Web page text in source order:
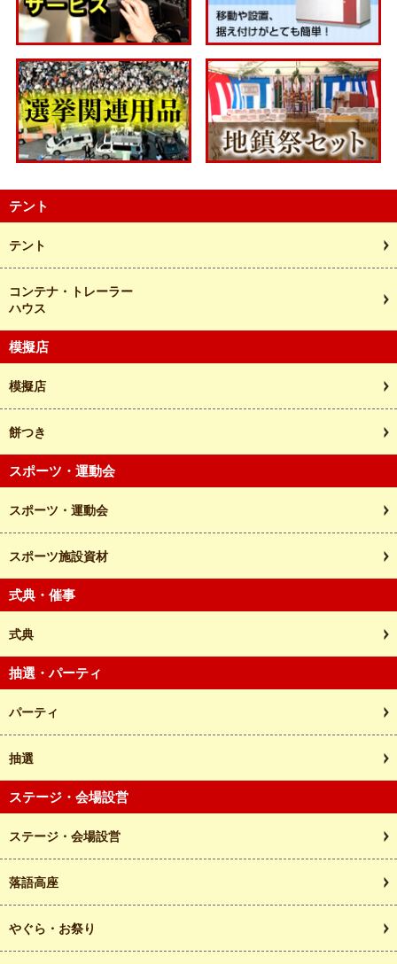
テント
テント
コンテナ・トレーラー
ハウス
模擬店
模擬店
餅つき
スポーツ・運動会
スポーツ・運動会
スポーツ施設資材
式典・催事
式典
抽選・パーティ
パーティ
抽選
ステージ・会場設営
ステージ・会場設営
落語高座
やぐら・お祭り